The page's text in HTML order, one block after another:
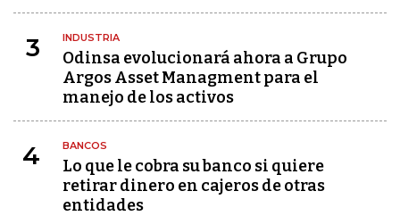
3 INDUSTRIA
Odinsa evolucionará ahora a Grupo
Argos Asset Managment para el
manejo de los activos
4 BANCOS
Lo que le cobra su banco si quiere
retirar dinero en cajeros de otras
entidades